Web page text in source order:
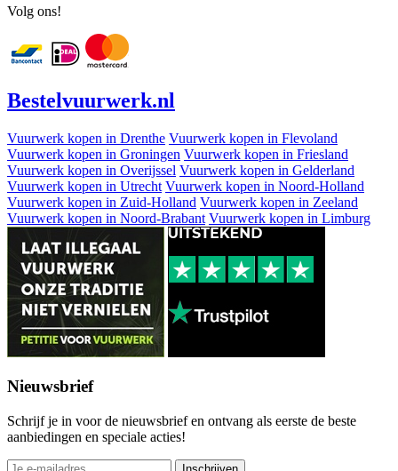
Volg ons!
Bestelvuurwerk.nl
Vuurwerk kopen in Drenthe Vuurwerk kopen in Flevoland
Vuurwerk kopen in Groningen Vuurwerk kopen in Friesland
Vuurwerk kopen in Overijssel Vuurwerk kopen in Gelderland
Vuurwerk kopen in Utrecht Vuurwerk kopen in Noord-Holland
Vuurwerk kopen in Zuid-Holland Vuurwerk kopen in Zeeland
Vuurwerk kopen in Noord-Brabant Vuurwerk kopen in Limburg
Nieuwsbrief
Schrijf je in voor de nieuwsbrief en ontvang als eerste de beste
aanbiedingen en speciale acties!